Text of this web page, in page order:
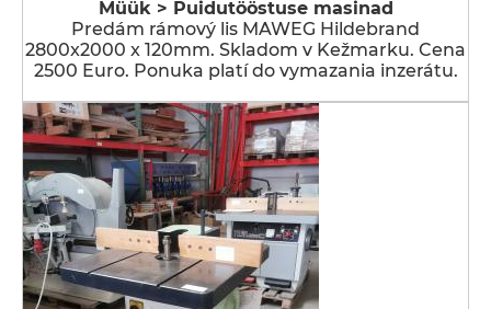
Müük > Puidutööstuse masinad
Predám rámový lis MAWEG Hildebrand
2800x2000 x 120mm. Skladom v Kežmarku. Cena
2500 Euro. Ponuka platí do vymazania inzerátu.